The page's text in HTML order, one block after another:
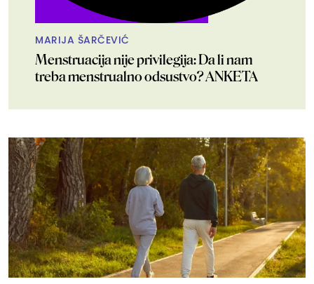
MARIJA ŠARČEVIĆ
Menstruacija nije privilegija: Da li nam
treba menstrualno odsustvo? ANKETA